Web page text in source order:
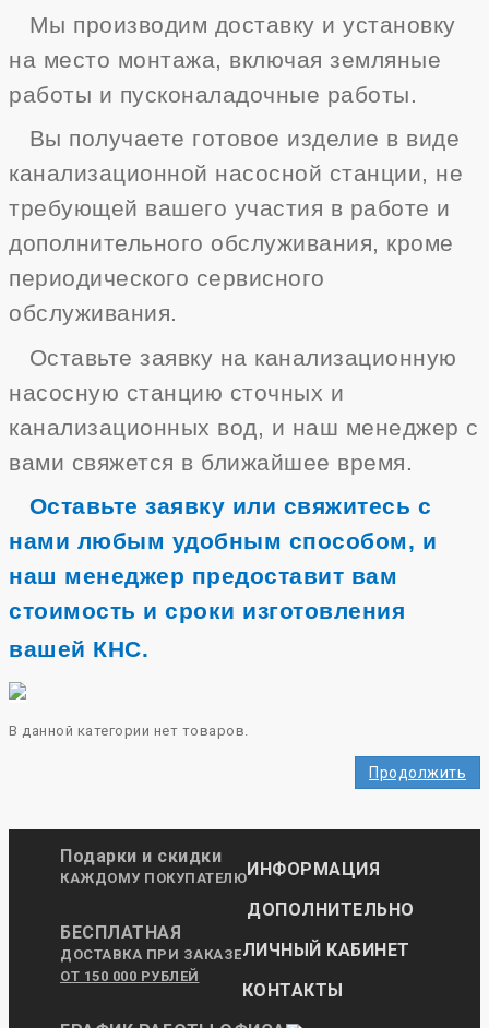
Мы производим доставку и установку
на место монтажа, включая земляные
работы и пусконаладочные работы.
Вы получаете готовое изделие в виде
канализационной насосной станции, не
требующей вашего участия в работе и
дополнительного обслуживания, кроме
периодического сервисного
обслуживания.
Оставьте заявку на канализационную
насосную станцию сточных и
канализационных вод, и наш менеджер с
вами свяжется в ближайшее время.
Оставьте заявку или свяжитесь с
нами любым удобным способом, и
наш менеджер предоставит вам
стоимость и сроки изготовления
вашей КНС.
В данной категории нет товаров.
Продолжить
Подарки и скидки
КАЖДОМУ ПОКУПАТЕЛЮ
БЕСПЛАТНАЯ
ДОСТАВКА ПРИ ЗАКАЗЕ
ОТ 150 000 РУБЛЕЙ
ИНФОРМАЦИЯ
ДОПОЛНИТЕЛЬНО
ЛИЧНЫЙ КАБИНЕТ
КОНТАКТЫ